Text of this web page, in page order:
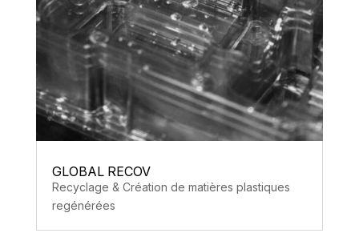
GLOBAL RECOV
Recyclage & Création de matières plastiques
regénérées